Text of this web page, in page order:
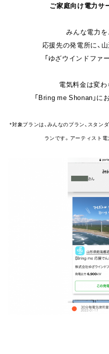
ご家庭向け電力サ
みんな電力を
応援先の発電所に、
「ゆざウインドファ
電気料金は変
「Bring me Shonan」に
*対象プランは、みんなのプラン、スタン
ランです。 アーティスト電